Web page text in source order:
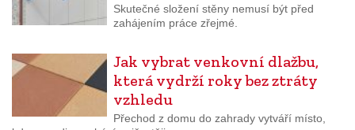
Skutečné složení stěny nemusí být před
zahájením práce zřejmé.
Jak vybrat venkovní dlažbu,
která vydrží roky bez ztráty
vzhledu
Přechod z domu do zahrady vytváří místo,